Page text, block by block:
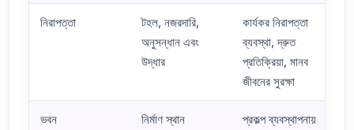
নিরাপত্তা
টহল, নজরদারি,
অনুসন্ধান এবং
উদ্ধার
কার্যকর নিরাপত্তা
ব্যবস্থা, দ্রুত
প্রতিক্রিয়া, মানব
জীবনের সুরক্ষা
ভবন
নির্মাণ স্থান
প্রকল্প ব্যবস্থাপনায়